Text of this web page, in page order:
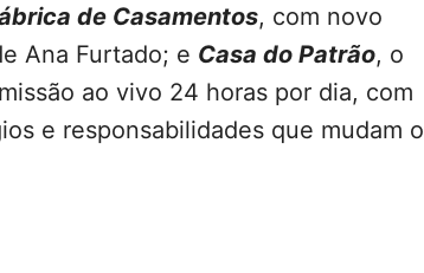
de Casamentos, com novo
Ana Furtado; e Casa do Patrão, o
ao vivo 24 horas por dia, com
e responsabilidades que mudam o